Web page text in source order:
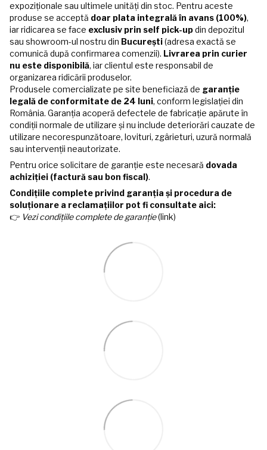
expoziționale sau ultimele unități din stoc. Pentru aceste
produse se acceptă doar plata integrală în avans (100%),
iar ridicarea se face exclusiv prin self pick-updin depozitul
sau showroom-ul nostru din București(adresa exactă se
comunică după confirmarea comenzii). Livrarea prin curier
nu este disponibilă, iar clientul este responsabil de
organizarea ridicării produselor.
Produsele comercializate pe site beneficiază de garanție
legală de conformitate de 24 luni, conform legislației din
România. Garanția acoperă defectele de fabricație apărute în
condiții normale de utilizare și nu include deteriorări cauzate de
utilizare necorespunzătoare, lovituri, zgârieturi, uzură normală
sau intervenții neautorizate.
Pentru orice solicitare de garanție este necesară dovada
achiziției (factură sau bon fiscal).
Condițiile complete privind garanția și procedura de
soluționare a reclamațiilor pot fi consultate aici:
👉 Vezi condițiile complete de garanție(link)